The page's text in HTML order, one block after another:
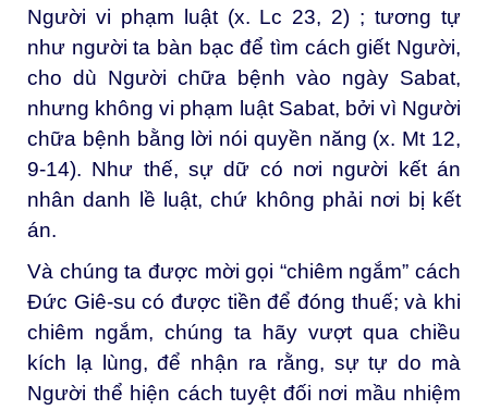
Người vi phạm luật (x. Lc 23, 2) ; tương tự
như người ta bàn bạc để tìm cách giết Người,
cho dù Người chữa bệnh vào ngày Sabat,
nhưng không vi phạm luật Sabat, bởi vì Người
chữa bệnh bằng lời nói quyền năng (x. Mt 12,
9-14). Như thế, sự dữ có nơi người kết án
nhân danh lề luật, chứ không phải nơi bị kết
án.
Và chúng ta được mời gọi “chiêm ngắm” cách
Đức Giê-su có được tiền để đóng thuế; và khi
chiêm ngắm, chúng ta hãy vượt qua chiều
kích lạ lùng, để nhận ra rằng, sự tự do mà
Người thể hiện cách tuyệt đối nơi mầu nhiệm